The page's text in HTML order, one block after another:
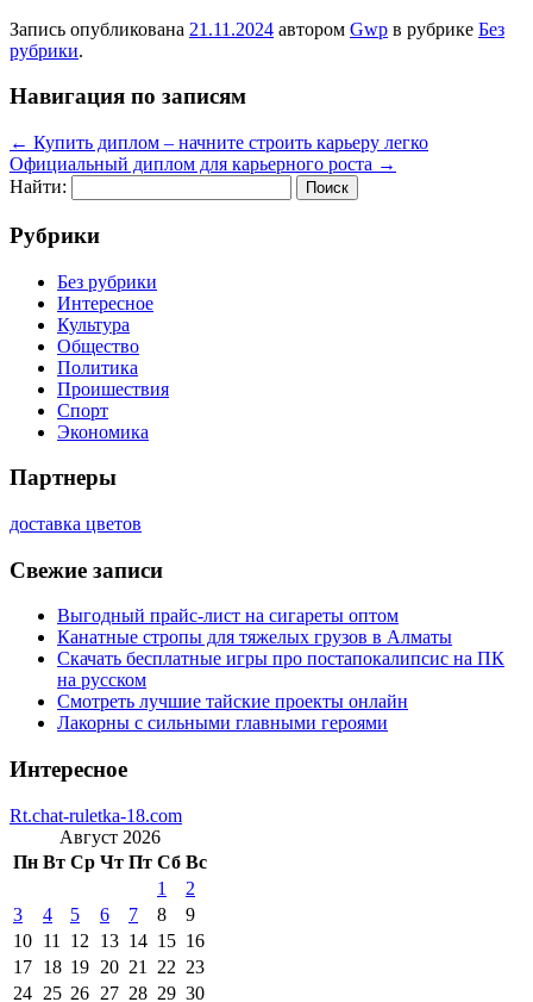
Запись опубликована 21.11.2024 автором Gwp в рубрике Без
рубрики.
Навигация по записям
← Купить диплом – начните строить карьеру легко
Официальный диплом для карьерного роста →
Найти:
Рубрики
Без рубрики
Интересное
Культура
Общество
Политика
Проишествия
Спорт
Экономика
Партнеры
доставка цветов
Свежие записи
Выгодный прайс-лист на сигареты оптом
Канатные стропы для тяжелых грузов в Алматы
Скачать бесплатные игры про постапокалипсис на ПК
на русском
Смотреть лучшие тайские проекты онлайн
Лакорны с сильными главными героями
Интересное
Rt.chat-ruletka-18.com
Август 2026
Пн Вт Ср Чт Пт Сб Вс
1
2
3
4 5 6 7 8
9
10 11 12 13 14 15 16
17 18 19 20 21 22 23
24 25 26 27 28 29 30